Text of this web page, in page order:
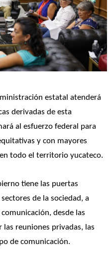
estatal atenderá
derivadas de esta
al esfuerzo federal para
y con mayores
todo el territorio yucateco.
tiene las puertas
de la sociedad, a
desde las
las reuniones privadas, las
de comunicación.